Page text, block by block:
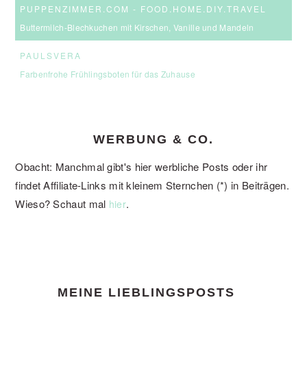
PUPPENZIMMER.COM - FOOD.HOME.DIY.TRAVEL
Buttermilch-Blechkuchen mit Kirschen, Vanille und Mandeln
PAULSVERA
Farbenfrohe Frühlingsboten für das Zuhause
WERBUNG & CO.
Obacht: Manchmal gibt's hier werbliche Posts oder ihr
findet Affiliate-Links mit kleinem Sternchen (*) in Beiträgen.
Wieso? Schaut mal hier.
MEINE LIEBLINGSPOSTS